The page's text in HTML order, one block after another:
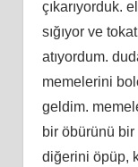
çıkarıyorduk.
sığıyor ve
atıyordum.
memelerini
geldim.
bir öbürünü bir
diğerini öpüp,